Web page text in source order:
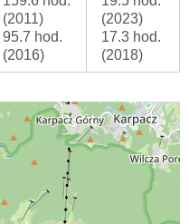
(2011)
95.7 hod.
(2016)
(2023)
17.3 hod.
(2018)